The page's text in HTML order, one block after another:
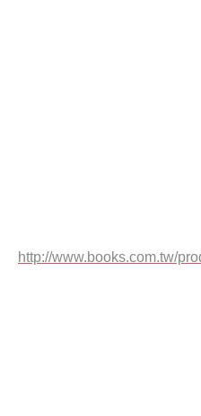
http://www.books.com.tw/